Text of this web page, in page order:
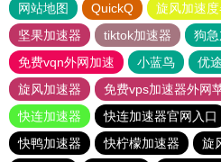
网站地图 QuickQ 旋风加速度
坚果加速器
tiktok加速器
狗
免费vqn外网加速
小蓝鸟 优
旋风加速器
免费vps加速器外网
快连加速器
快连加速器官网入口
快鸭加速器
快柠檬加速器 旋